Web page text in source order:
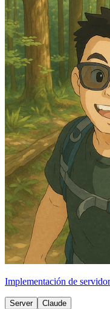
Implementación de
Server Claude